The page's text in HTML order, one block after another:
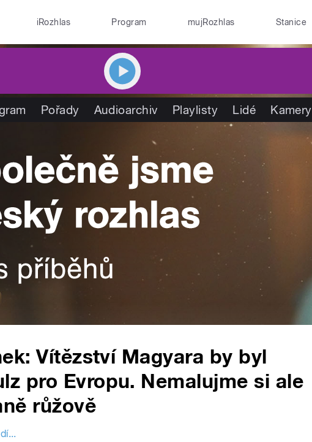
iRozhlas Program mujRozhlas Stanice
Pořady Audioarchiv Playlisty Lidé Kamery
Vítězství Magyara by byl
pro Evropu. Nemalujme si ale
růžově